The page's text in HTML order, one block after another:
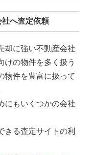
へ査定依頼
却に強い不動産会社
けの物件を多く扱う
物件を豊富に扱って
にもいくつかの会社
きる査定サイトの利